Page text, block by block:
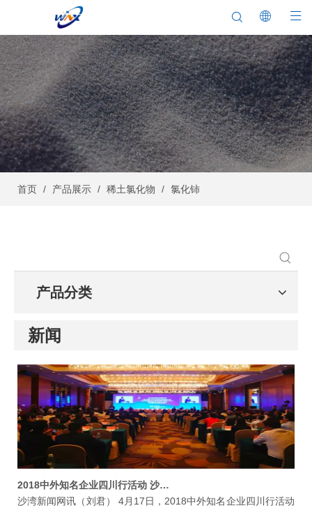
首页 / 产品展示 / 稀土氯化物 / 氯化铈
产品分类
新闻
2018中外知名企业四川行活动 沙湾与四川沃耐稀新材料科技公司签约
沙湾新闻网讯（刘君） 4月17日，2018中外知名企业四川行活动